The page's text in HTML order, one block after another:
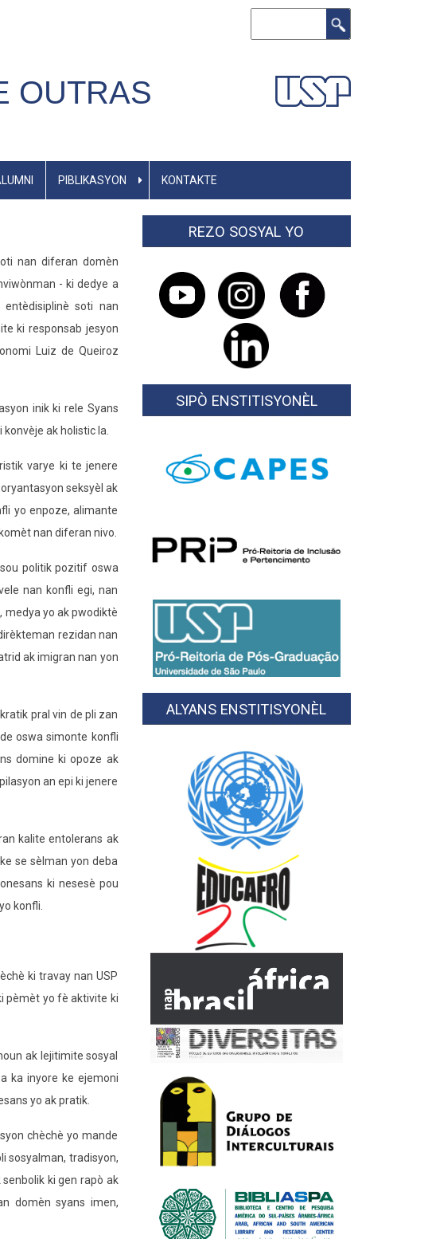
OUTRAS
PIBLIKASYON KONTAKTE
nan diferan domèn
- ki dedye a
soti nan
ki responsab jesyon
Luiz de Queiroz
inik ki rele Syans
ak holistic la.
varye ki te jenere
seksyèl ak
yo enpoze, alimante
nan diferan nivo.
politik pozitif oswa
nan konfli egi, nan
medya yo ak pwodiktè
rezidan nan
ak imigran nan yon
pral vin de pli zan
oswa simonte konfli
domine ki opoze ak
an epi ki jenere
kalite entolerans ak
se sèlman yon deba
ki nesesè pou
konfli.
ki travay nan USP
pèmèt yo fè aktivite ki
ak lejitimite sosyal
ka inyore ke ejemoni
yo ak pratik.
chèchè yo mande
sosyalman, tradisyon,
ki gen rapò ak
domèn syans imen,
REZO SOSYAL YO
SIPÒ ENSTITISYONÈL
ALYANS ENSTITISYONÈL